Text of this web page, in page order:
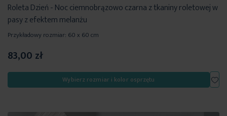
Roleta Dzień - Noc ciemnobrązowo czarna z tkaniny roletowej w
pasy z efektem melanżu
Przykładowy rozmiar: 60 x 60 cm
83,00 zł
Wybierz rozmiar i kolor osprzętu